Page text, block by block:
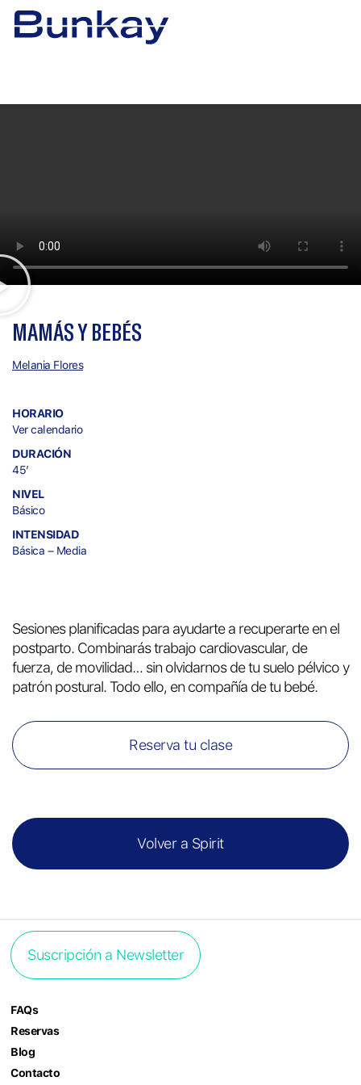
MAMÁS Y BEBÉS
Melania Flores
HORARIO
Ver calendario
DURACIÓN
45’
NIVEL
Básico
INTENSIDAD
Básica – Media
Reserva tu clase
Sesiones planificadas para ayudarte a recuperarte en el
postparto. Combinarás trabajo cardiovascular, de
fuerza, de movilidad… sin olvidarnos de tu suelo pélvico y
patrón postural. Todo ello, en compañía de tu bebé.
Volver a Spirit
Suscripción a Newsletter
FAQs
Reservas
Blog
Contacto